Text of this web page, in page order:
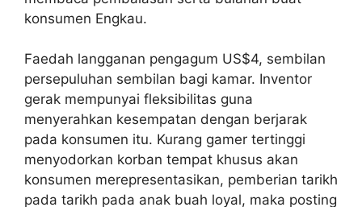
konsumen Engkau.
Faedah langganan pengagum US$4, sembilan
persepuluhan sembilan bagi kamar. Inventor
gerak mempunyai fleksibilitas guna
menyerahkan kesempatan dengan berjarak
pada konsumen itu. Kurang gamer tertinggi
menyodorkan korban tempat khusus akan
konsumen merepresentasikan, pemberian tarikh
pada tarikh pada anak buah loyal, maka posting